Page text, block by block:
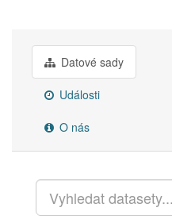
Datové sady
Události
O nás